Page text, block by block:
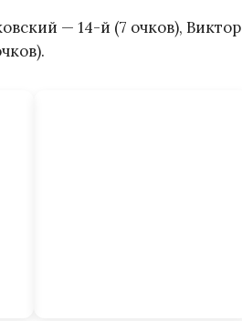
— 14-й (7 очков), Виктор